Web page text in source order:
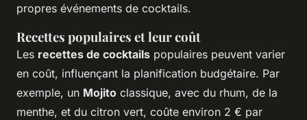
propres événements de cocktails.
Recettes populaires et leur coût
Les recettes de cocktails populaires peuvent varier
en coût, influençant la planification budgétaire. Par
exemple, un Mojito classique, avec du rhum, de la
menthe, et du citron vert, coûte environ 2 € par